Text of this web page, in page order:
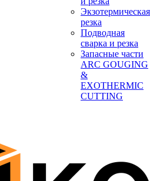
Экзотермическая
резка
Подводная
сварка и резка
Запасные части
ARC GOUGING
&
EXOTHERMIC
CUTTING